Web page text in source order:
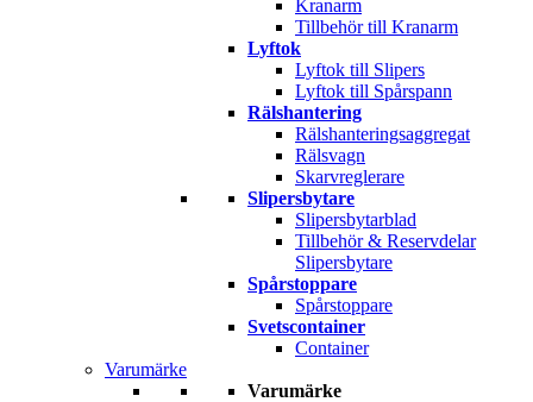
Kranarm
Tillbehör till Kranarm
Lyftok
Lyftok till Slipers
Lyftok till Spårspann
Rälshantering
Rälshanteringsaggregat
Rälsvagn
Skarvreglerare
Slipersbytare
Slipersbytarblad
Tillbehör & Reservdelar
Slipersbytare
Spårstoppare
Spårstoppare
Svetscontainer
Container
Varumärke
Varumärke